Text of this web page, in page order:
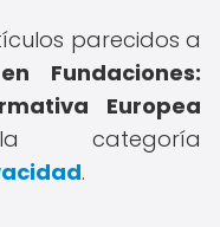
parecidos a
Fundaciones:
Europea
categoría
.